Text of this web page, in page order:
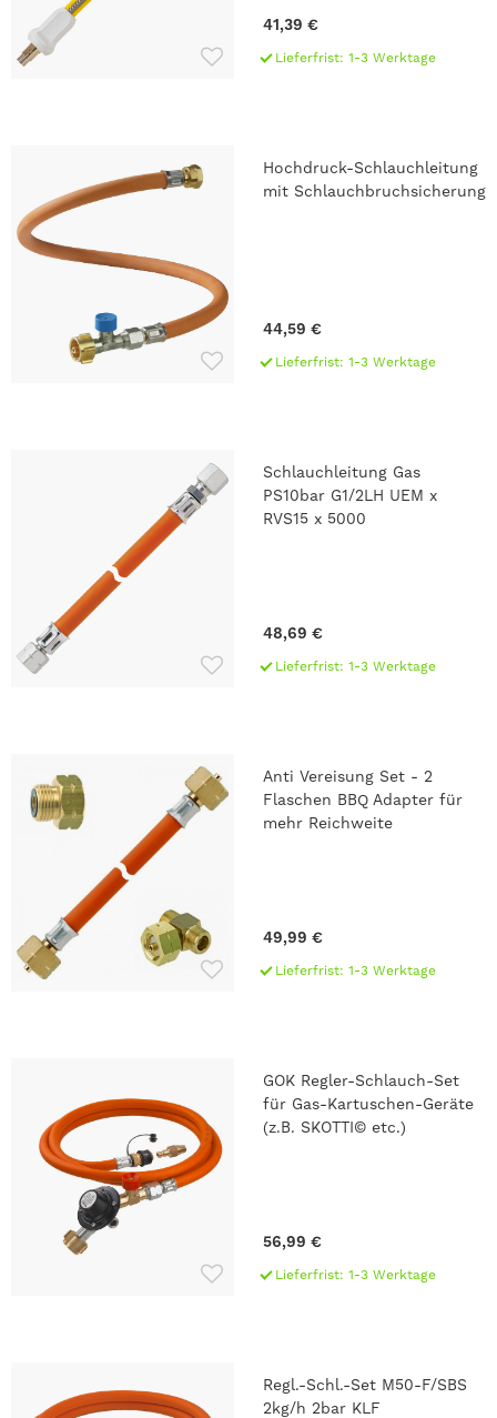
41,39 €
Lieferfrist: 1-3 Werktage
Hochdruck-Schlauchleitung
mit Schlauchbruchsicherung
44,59 €
Lieferfrist: 1-3 Werktage
Schlauchleitung Gas
PS10bar G1/2LH UEM x
RVS15 x 5000
48,69 €
Lieferfrist: 1-3 Werktage
Anti Vereisung Set - 2
Flaschen BBQ Adapter für
mehr Reichweite
49,99 €
Lieferfrist: 1-3 Werktage
GOK Regler-Schlauch-Set
für Gas-Kartuschen-Geräte
(z.B. SKOTTI© etc.)
56,99 €
Lieferfrist: 1-3 Werktage
Regl.-Schl.-Set M50-F/SBS
2kg/h 2bar KLF